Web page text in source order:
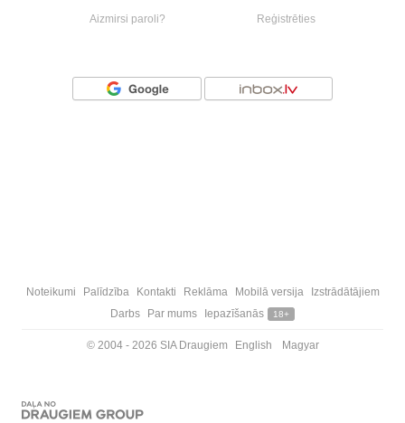
Aizmirsi paroli? Reģistrēties
Noteikumi Palīdzība Kontakti Reklāma Mobilā versija
Izstrādātājiem
Darbs
Par mums Iepazīšanās 18+
© 2004 - 2026 SIA Draugiem English Magyar